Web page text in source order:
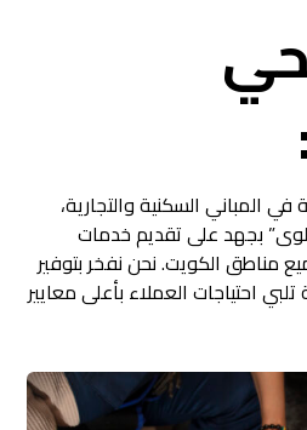
المباني السكنية والتجارية،
بجهد على تقديم خدمات
مناطق الكويت. نحن نفخر بتوفير
احتياجات العملاء بأعلى معايير